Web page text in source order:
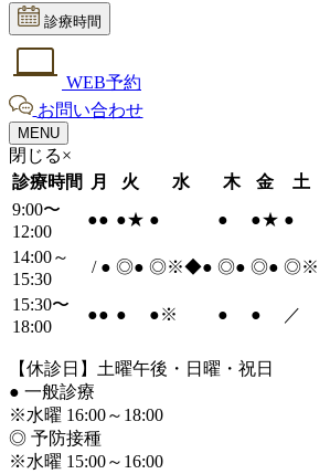
診療時間
WEB予約
お問い合わせ
MENU
閉じる×
診療時間
月 火 水 木 金
土
9:00〜
12:00
●● ●★ ● ● ●★ ●
14:00～
15:30
/ ● ◎● ◎※◆● ◎● ◎● ◎※
15:30〜
18:00
●● ● ●※ ● ● ／
【休診日】土曜午後・日曜・祝日
● 一般診療
※水曜 16:00～18:00
◎ 予防接種
※水曜 15:00～16:00